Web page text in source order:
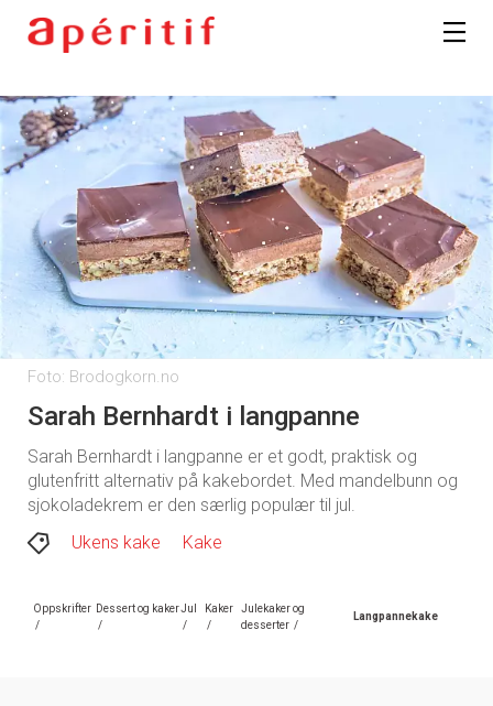
Foto: Brodogkorn.no
Sarah Bernhardt i langpanne
Sarah Bernhardt i langpanne er et godt, praktisk og
glutenfritt alternativ på kakebordet. Med mandelbunn og
sjokoladekrem er den særlig populær til jul.
Ukens kake
Kake
Oppskrifter
/
Dessert og kaker
/
Jul
/
Kaker
/
Julekaker og
desserter /
Langpannekake